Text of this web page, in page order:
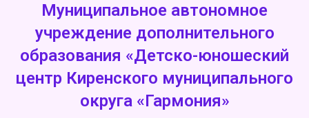
Муниципальное автономное
учреждение дополнительного
образования «Детско-юношеский
центр Киренского муниципального
округа «Гармония»